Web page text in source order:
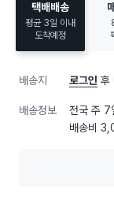
택배배송
평균 3일 이내
도착예정
배송지 로그인 후
배송정보 전국 주 7
배송비